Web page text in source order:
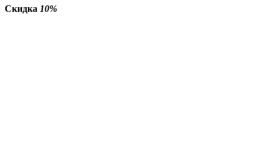
Скидка 10%